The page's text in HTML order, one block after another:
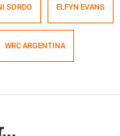
SORDO ELFYN EVANS
WRC ARGENTINA